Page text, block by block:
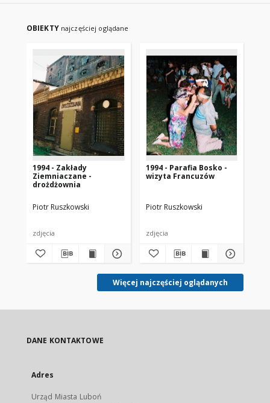
OBIEKTY najczęściej oglądane
1994 - Zakłady
Ziemniaczane -
drożdżownia
Piotr Ruszkowski
zdjęcia
1994 - Parafia Bosko -
wizyta Francuzów
Piotr Ruszkowski
zdjęcia
Więcej najczęściej oglądanych
DANE KONTAKTOWE
Adres
Urząd Miasta Luboń